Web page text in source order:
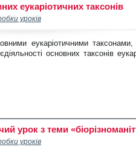
еукаріотичних таксонів
уроків
еукаріотичними
основних таксонів
урок з теми
уроків